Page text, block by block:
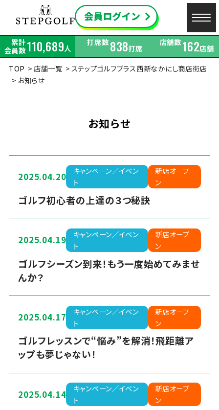
累計
会員数110,689人
打席数838打席
店舗数162店舗
TOP
店舗一覧
ステップゴルフプラス西新なかにし商店街店
お知らせ
お知らせ
2025.04.20
キャンペーン／イベン
ト
新店オープ
ン
ゴルフ初心者の上達の３つ秘訣
2025.04.19
キャンペーン／イベン
ト
新店オープ
ン
ゴルフシーズン到来！もう一度始めてみませ
んか？
2025.04.17
キャンペーン／イベン
ト
新店オープ
ン
ゴルフレッスンで“悩み”を解消！飛距離ア
ップも夢じゃない！
2025.04.14
キャンペーン／イベン
ト
新店オープ
ン